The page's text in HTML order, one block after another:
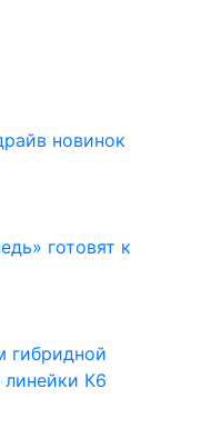
новинок
готовят к
гибридной
К6